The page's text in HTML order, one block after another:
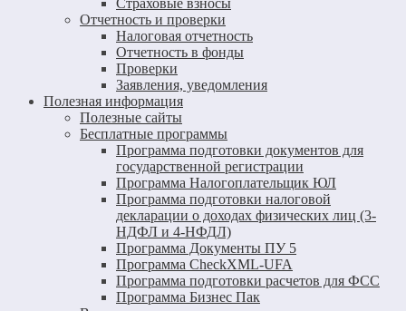
Отчетность и проверки
Налоговая отчетность
Отчетность в фонды
Проверки
Заявления, уведомления
Полезная информация
Полезные сайты
Бесплатные программы
Программа подготовки документов для
государственной регистрации
Программа Налогоплательщик ЮЛ
Программа подготовки налоговой
декларации о доходах физических лиц (3-
НДФЛ и 4-НФДЛ)
Программа Документы ПУ 5
Программа CheckXML-UFA
Программа подготовки расчетов для ФСС
Программа Бизнес Пак